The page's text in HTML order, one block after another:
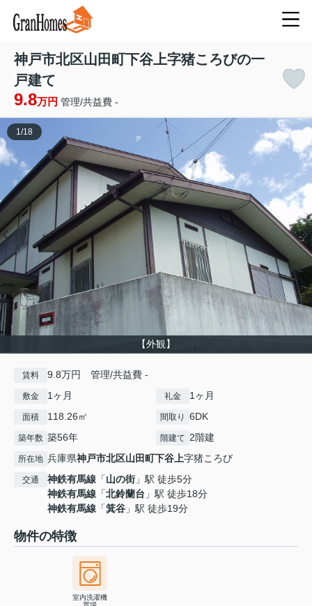
神戸市北区山田町下谷上字猪ころびの一
戸建て
9.8万円 管理/共益費 -
【外観】
1 /18
賃料 9.8万円 管理/共益費 -
敷金 1ヶ月 礼金 1ヶ月
面積 118.26㎡ 間取り 6DK
築年数 築56年 階建て 2階建
所在地 兵庫県神戸市北区山田町下谷上字猪ころび
交通 神鉄有馬線 「山の街」駅 徒歩5分
神鉄有馬線 「北鈴蘭台 」駅 徒歩18分
神鉄有馬線 「箕谷 」駅 徒歩19分
物件の特徴
室内洗濯機